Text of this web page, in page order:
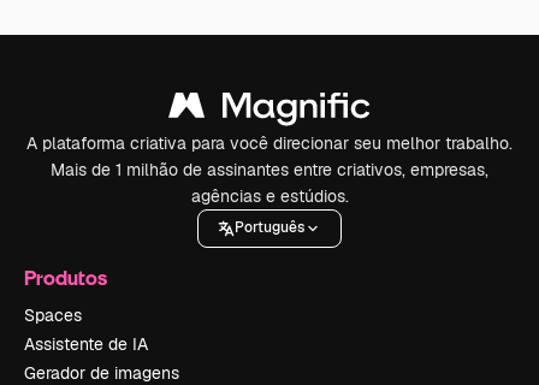
A plataforma criativa para você direcionar seu melhor trabalho.
Mais de 1 milhão de assinantes entre criativos, empresas,
agências e estúdios.
Português
Produtos
Spaces
Assistente de IA
Gerador de imagens